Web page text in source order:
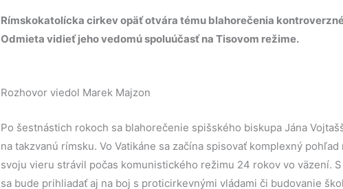
Rímskokatolícka cirkev opäť otvára tému blahorečenia
Odmieta vidieť jeho vedomú spoluúčasť na Tisovom režime.
Rozhovor viedol Marek Majzon
Po šestnástich rokoch sa blahorečenie spišského biskupa Jána
na takzvanú rímsku. Vo Vatikáne sa začína spisovať komplexný
svoju vieru strávil počas komunistického režimu 24 rokov vo väzení.
sa bude prihliadať aj na boj s proticirkevnými vládami či budovanie